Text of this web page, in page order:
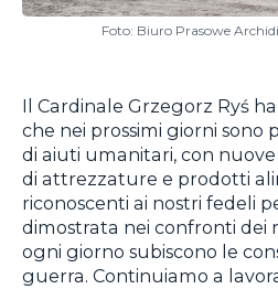
Foto: Biuro Prasowe
Il Cardinale Grzegorz Ryś
che nei prossimi giorni sono
di aiuti umanitari, con
di attrezzature e prodotti
riconoscenti ai nostri fedeli
dimostrata nei confronti dei
ogni giorno subiscono le
guerra. Continuiamo a